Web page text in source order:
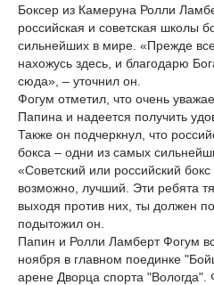
Боксер из Камеруна Ролли
российская и советская школы
сильнейших в мире. «Прежде
нахожусь здесь, и благодарю
сюда», – уточнил он.
Фогум отметил, что очень
Папина и надеется получить
Также он подчеркнул, что
бокса – одни из самых
«Советский или российский
возможно, лучший. Эти ребята
выходя против них, ты должен
подытожил он.
Папин и Ролли Ламберт Фогум
ноября в главном поединке
арене Дворца спорта